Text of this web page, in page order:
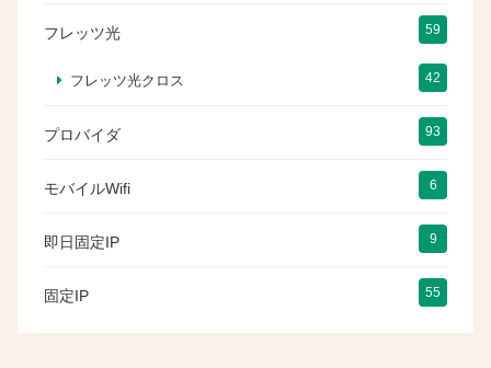
フレッツ光 59
フレッツ光クロス 42
プロバイダ 93
モバイルWifi 6
即日固定IP 9
固定IP 55